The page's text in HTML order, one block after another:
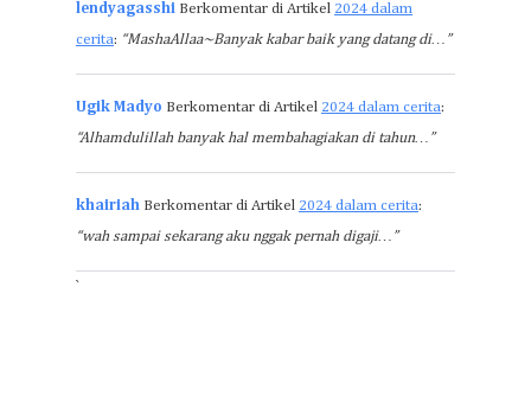
lendyagasshi Berkomentar di Artikel 2024 dalam
cerita: “MashaAllaa~Banyak kabar baik yang datang di…”
Ugik Madyo Berkomentar di Artikel 2024 dalam cerita:
“Alhamdulillah banyak hal membahagiakan di tahun…”
khairiah Berkomentar di Artikel 2024 dalam cerita:
“wah sampai sekarang aku nggak pernah digaji…”
`